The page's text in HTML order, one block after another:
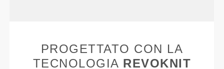
PROGETTATO CON LA
TECNOLOGIA REVOKNIT